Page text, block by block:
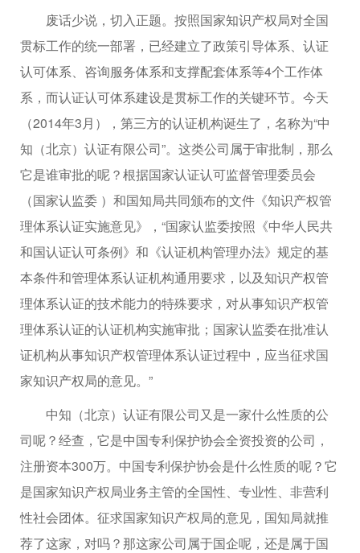
废话少说，切入正题。按照国家知识产权局对全国
贯标工作的统一部署，已经建立了政策引导体系、认证
认可体系、咨询服务体系和支撑配套体系等4个工作体
系，而认证认可体系建设是贯标工作的关键环节。今天
（2014年3月），第三方的认证机构诞生了，名称为“中
知（北京）认证有限公司”。这类公司属于审批制，那么
它是谁审批的呢？根据国家认证认可监督管理委员会
（国家认监委 ）和国知局共同颁布的文件《知识产权管
理体系认证实施意见》，“国家认监委按照《中华人民共
和国认证认可条例》和《认证机构管理办法》规定的基
本条件和管理体系认证机构通用要求，以及知识产权管
理体系认证的技术能力的特殊要求，对从事知识产权管
理体系认证的认证机构实施审批；国家认监委在批准认
证机构从事知识产权管理体系认证过程中，应当征求国
家知识产权局的意见。”
中知（北京）认证有限公司又是一家什么性质的公
司呢？经查，它是中国专利保护协会全资投资的公司，
注册资本300万。中国专利保护协会是什么性质的呢？它
是国家知识产权局业务主管的全国性、专业性、非营利
性社会团体。征求国家知识产权局的意见，国知局就推
荐了这家，对吗？那这家公司属于国企呢，还是属于国